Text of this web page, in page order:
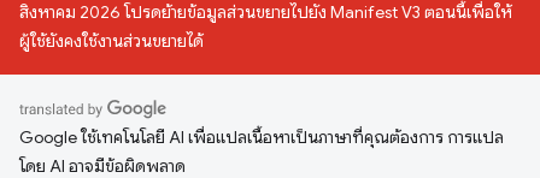
สิงหาคม 2026 โปรดย้ายข้อมูลส่วนขยายไปยัง Manifest V3 ตอนนี้เพื่อให้
ผู้ใช้ยังคงใช้งานส่วนขยายได้
Google ใช้เทคโนโลยี AI เพื่อแปลเนื้อหาเป็นภาษาที่คุณต้องการ การแปล
โดย AI อาจมีข้อผิดพลาด